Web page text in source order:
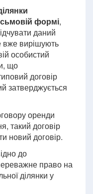
формі,
даний
вже вирішують
особистий
що
договір
затверджується
оренди
такий договір
новий договір.
до
право на
ділянки у